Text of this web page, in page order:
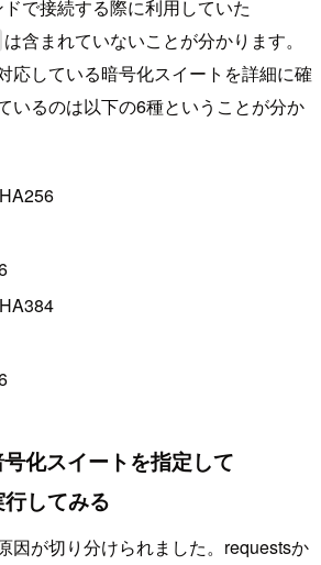
で接続する際に利用していた
は含まれていないことが分かります。
応している暗号化スイートを詳細に確
いるのは以下の6種ということが分か
化スイートを指定して
してみる
因が切り分けられました。requestsか